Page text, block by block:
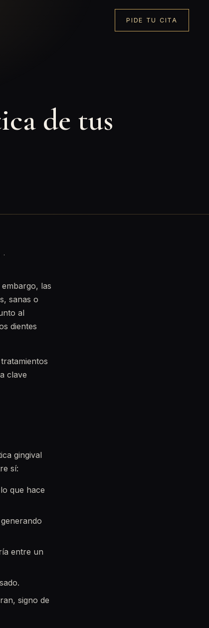
PIDE TU CITA
de tus
las
sanas o
al
dientes
clave
gingival
sí:
que hace
entre un
signo de